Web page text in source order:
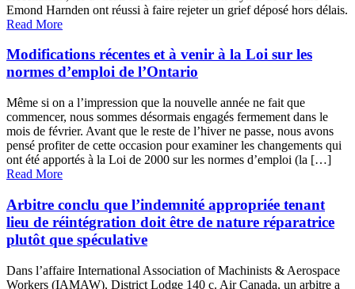
Emond Harnden ont réussi à faire rejeter un grief déposé hors délais.
Read More
Modifications récentes et à venir à la Loi sur les
normes d’emploi de l’Ontario
Même si on a l’impression que la nouvelle année ne fait que
commencer, nous sommes désormais engagés fermement dans le
mois de février. Avant que le reste de l’hiver ne passe, nous avons
pensé profiter de cette occasion pour examiner les changements qui
ont été apportés à la Loi de 2000 sur les normes d’emploi (la […]
Read More
Arbitre conclu que l’indemnité appropriée tenant
lieu de réintégration doit être de nature réparatrice
plutôt que spéculative
Dans l’affaire International Association of Machinists & Aerospace
Workers (IAMAW), District Lodge 140 c. Air Canada, un arbitre a